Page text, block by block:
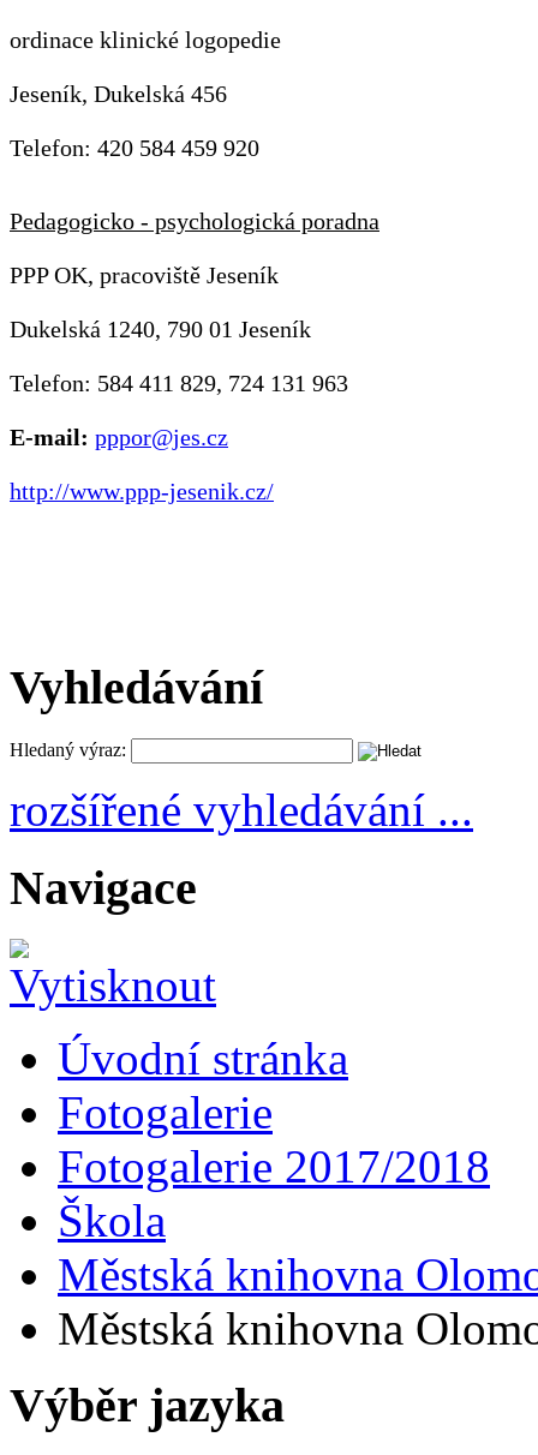
ordinace klinické logopedie
Jeseník, Dukelská 456
Telefon: 420 584 459 920
Pedagogicko - psychologická poradna
PPP OK, pracoviště Jeseník
Dukelská 1240, 790 01 Jeseník
Telefon: 584 411 829, 724 131 963
E-mail: pppor@jes.cz
http://www.ppp-jesenik.cz/
Vyhledávání
Hledaný výraz:
rozšířené vyhledávání ...
Navigace
Úvodní stránka
Fotogalerie
Fotogalerie 2017/2018
Škola
Městská knihovna
Městská knihovna
Výběr jazyka